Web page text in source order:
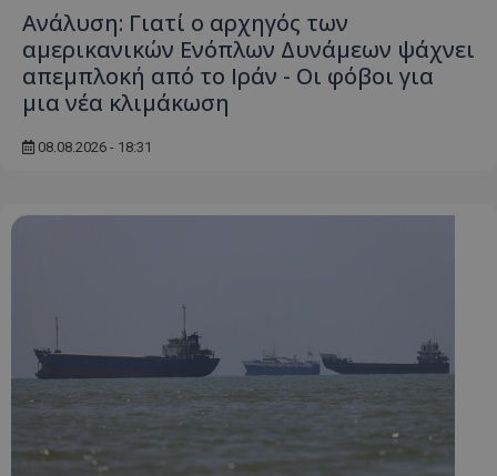
Ανάλυση: Γιατί ο αρχηγός των
αμερικανικών Ενόπλων Δυνάμεων ψάχνει
απεμπλοκή από το Ιράν - Οι φόβοι για
μια νέα κλιμάκωση
08.08.2026 - 18:31